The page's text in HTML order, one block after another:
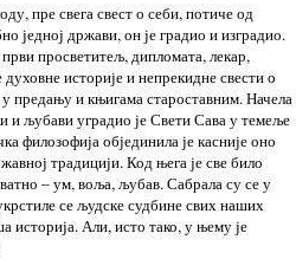
пре свега свест о себи, потиче од
једној држави, он је градио и изградио.
просветитељ, дипломата, лекар,
историје и непрекидне свести о
у предању и књигама староставним. Начела
и љубави уградио је Свети Сава у темеље
филозофија објединила је касније оно
традицији. Код њега је све било
– ум, воља, љубав. Сабрала су се у
се људске судбине свих наших
Али, исто тако, у њему је